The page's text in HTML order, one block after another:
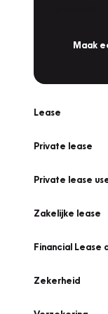
Maak
Lease
Private lease
Private lease
Zakelijke lease
Financial Lease
Zekerheid